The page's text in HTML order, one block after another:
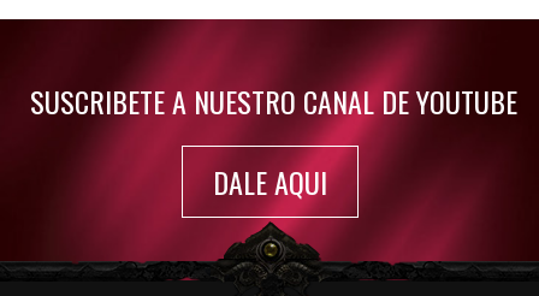
SUSCRIBETE A NUESTRO CANAL DE YOUTUBE
DALE AQUI